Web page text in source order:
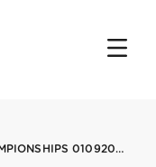
EUROPEAN CHAMPIONSHIPS 01092018 LEGNICA